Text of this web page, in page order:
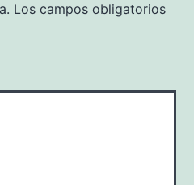
Los campos obligatorios